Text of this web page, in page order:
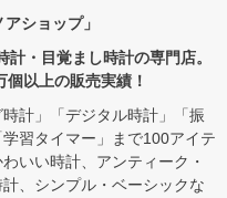
ショップ」
・目覚まし時計の専門店。
以上の販売実績！
計」「デジタル時計」「振
習タイマー」まで100アイテ
いい時計、アンティーク・
、シンプル・ベーシックな